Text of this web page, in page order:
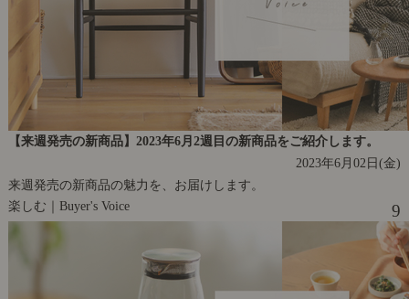
【来週発売の新商品】2023年6月2週目の新商品をご紹介します。
2023年6月02日(金)
来週発売の新商品の魅力を、お届けします。
楽しむ｜Buyer's Voice
9